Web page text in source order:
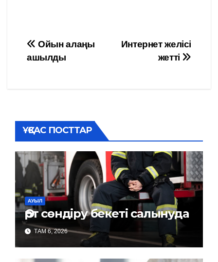
Навигация
Интернет желісі
жетті
Ойын алаңы
ашылды
ҰҚСАС ПОСТТАР
АУЫЛ
Өрт сөндіру бекеті салынуда
ТАМ 6, 2026